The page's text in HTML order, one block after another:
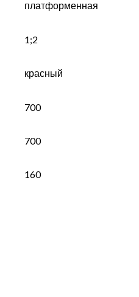
платформенная
1;2
красный
700
700
160